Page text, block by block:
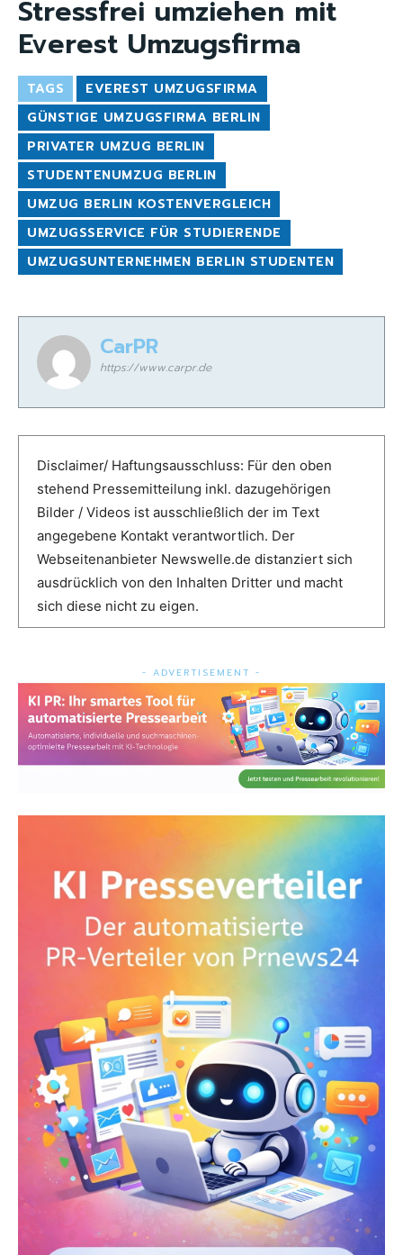
Stressfrei umziehen mit
Everest Umzugsfirma
TAGS
EVEREST UMZUGSFIRMA
GÜNSTIGE UMZUGSFIRMA BERLIN
PRIVATER UMZUG BERLIN
STUDENTENUMZUG BERLIN
UMZUG BERLIN KOSTENVERGLEICH
UMZUGSSERVICE FÜR STUDIERENDE
UMZUGSUNTERNEHMEN BERLIN STUDENTEN
CarPR
https://www.carpr.de
Disclaimer/ Haftungsausschluss: Für den oben
stehend Pressemitteilung inkl. dazugehörigen
Bilder / Videos ist ausschließlich der im Text
angegebene Kontakt verantwortlich. Der
Webseitenanbieter Newswelle.de distanziert sich
ausdrücklich von den Inhalten Dritter und macht
sich diese nicht zu eigen.
- ADVERTISEMENT -